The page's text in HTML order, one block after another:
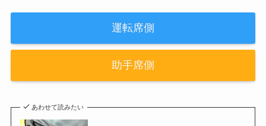
運転席側
助手席側
あわせて読みたい